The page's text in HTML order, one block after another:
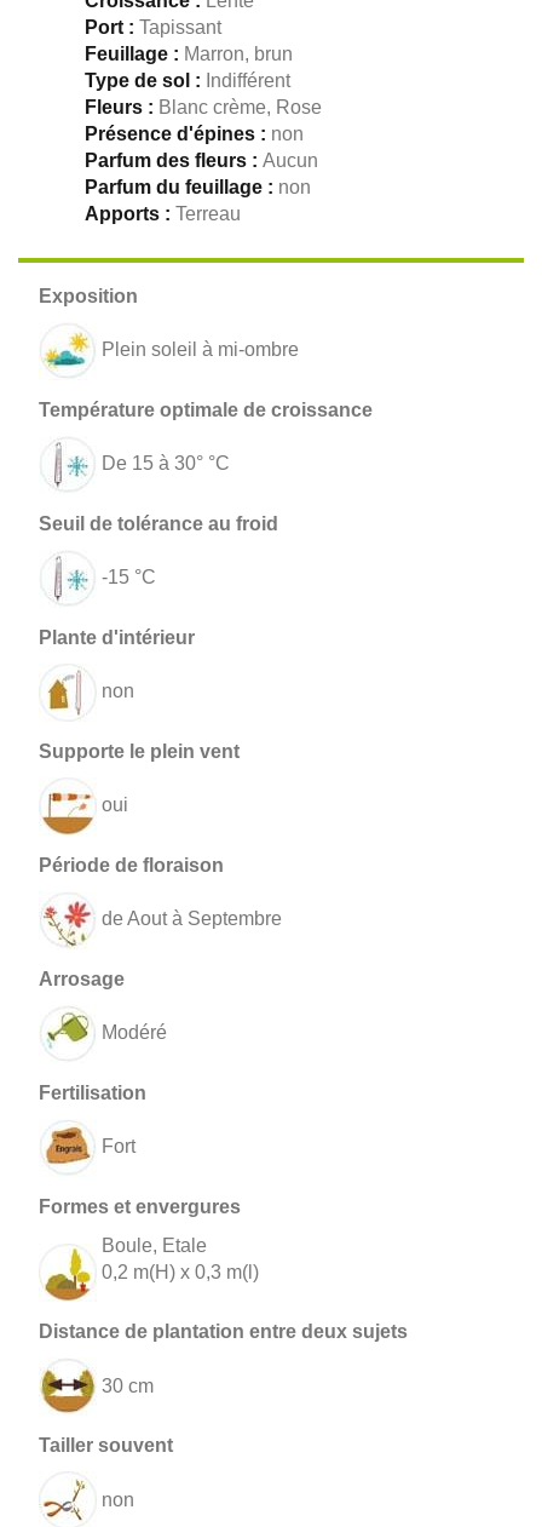
Port : Tapissant
Feuillage : Marron, brun
Type de sol : Indifférent
Fleurs : Blanc crème, Rose
Présence d'épines : non
Parfum des fleurs : Aucun
Parfum du feuillage : non
Apports : Terreau
Plein soleil à mi-ombre
De 15 à 30° °C
-15 °C
non
oui
de Aout à Septembre
Modéré
Fort
Boule, Etale
0,2 m(H) x 0,3 m(l)
30 cm
non